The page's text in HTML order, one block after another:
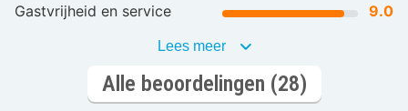
Gastvrijheid en service
9.0
Lees meer
Alle beoordelingen (28)